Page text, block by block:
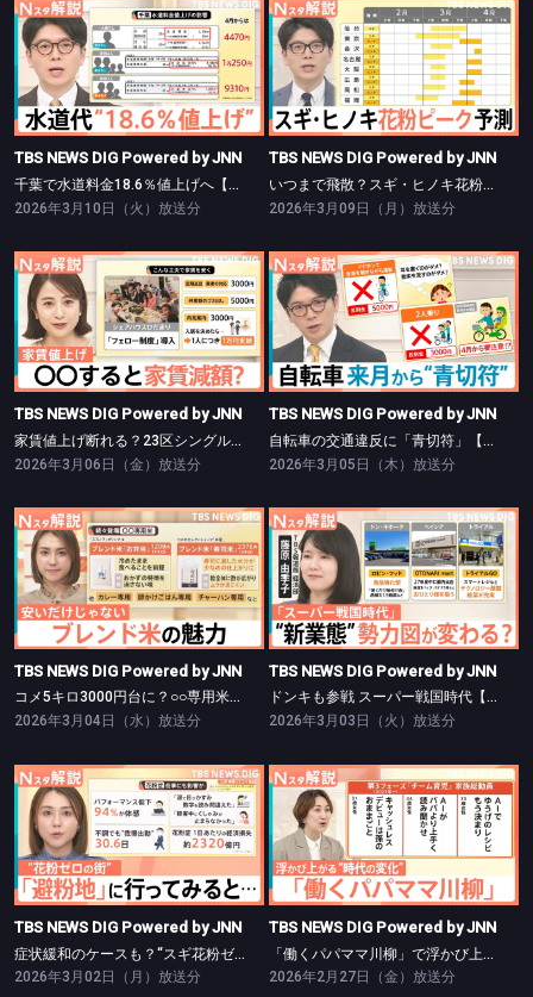
TBS NEWS DIG Powered by JNN
千葉で水道料金18.6％値上げへ【Nスタ】
TBS NEWS DIG Powered by JNN
千葉で水道料金18.6％値上げへ【Nスタ】
2026年3月10日（火）放送分
TBS NEWS DIG Powered by JNN
TBS NEWS DIG Powered by JNN
いつまで飛散？スギ・ヒノキ花粉ピーク予測【Nスタ】
2026年3月09日（月）放送分
TBS NEWS DIG Powered by JNN
家賃値上げ断れる？23区シングル向き13万円超【Nスタ】
TBS NEWS DIG Powered by JNN
家賃値上げ断れる？23区シングル向き13万円超【Nスタ】
2026年3月06日（金）放送分
TBS NEWS DIG Powered by JNN
自転車の交通違反に「青切符」【Nスタ】
TBS NEWS DIG Powered by JNN
自転車の交通違反に「青切符」【Nスタ】
2026年3月05日（木）放送分
TBS NEWS DIG Powered by JNN
コメ5キロ3000円台に？○○専用米も登場【Nスタ】
TBS NEWS DIG Powered by JNN
コメ5キロ3000円台に？○○専用米も登場【Nスタ】
2026年3月04日（水）放送分
TBS NEWS DIG Powered by JNN
ドンキも参戦 スーパー戦国時代【Nスタ】
TBS NEWS DIG Powered by JNN
ドンキも参戦 スーパー戦国時代【Nスタ】
2026年3月03日（火）放送分
TBS NEWS DIG Powered by JNN
症状緩和のケースも？“スギ花粉ゼロ”の避粉地とは【Nスタ】
TBS NEWS DIG Powered by JNN
症状緩和のケースも？“スギ花粉ゼロ”の避粉地とは【Nスタ】
2026年3月02日（月）放送分
TBS NEWS DIG Powered by JNN
「働くパパママ川柳」で浮かび上がる“時代の変化”【Nスタ】
TBS NEWS DIG Powered by JNN
「働くパパママ川柳」で浮かび上がる“時代の変化”【Nスタ】
2026年2月27日（金）放送分